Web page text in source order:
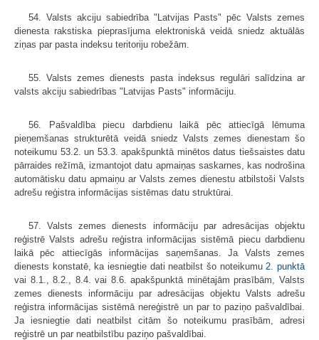
54. Valsts akciju sabiedrība "Latvijas Pasts" pēc Valsts zemes
dienesta rakstiska pieprasījuma elektroniskā veidā sniedz aktuālās
ziņas par pasta indeksu teritoriju robežām.
55. Valsts zemes dienests pasta indeksus regulāri salīdzina ar
valsts akciju sabiedrības "Latvijas Pasts" informāciju.
56. Pašvaldība piecu darbdienu laikā pēc attiecīgā lēmuma
pieņemšanas strukturētā veidā sniedz Valsts zemes dienestam šo
noteikumu 53.2. un 53.3. apakšpunktā minētos datus tiešsaistes datu
pārraides režīmā, izmantojot datu apmaiņas saskarnes, kas nodrošina
automātisku datu apmaiņu ar Valsts zemes dienestu atbilstoši Valsts
adrešu reģistra informācijas sistēmas datu struktūrai.
57. Valsts zemes dienests informāciju par adresācijas objektu
reģistrē Valsts adrešu reģistra informācijas sistēmā piecu darbdienu
laikā pēc attiecīgās informācijas saņemšanas. Ja Valsts zemes
dienests konstatē, ka iesniegtie dati neatbilst šo noteikumu 2. punktā
vai 8.1., 8.2., 8.4. vai 8.6. apakšpunktā minētajām prasībām, Valsts
zemes dienests informāciju par adresācijas objektu Valsts adrešu
reģistra informācijas sistēmā nereģistrē un par to paziņo pašvaldībai.
Ja iesniegtie dati neatbilst citām šo noteikumu prasībām, adresi
reģistrē un par neatbilstību paziņo pašvaldībai.